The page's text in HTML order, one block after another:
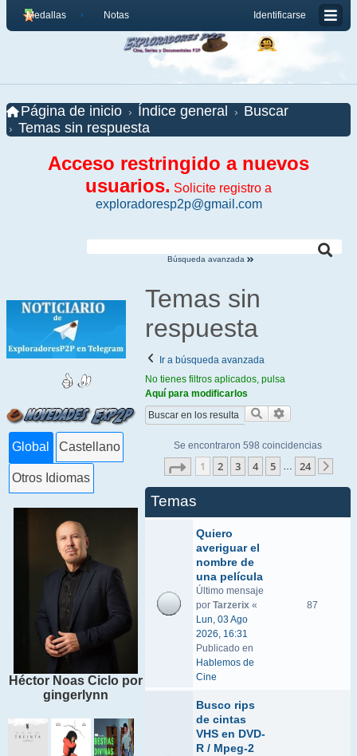
Identificarse
Medallas Notas
Página de inicio Índice general
Buscar
Temas sin respuesta
Acceso restringido a nuevos
usuarios. Solicite registro a
exploradoresp2p@gmail.com
Búsqueda avanzada
Global Castellano
Otros Idiomas
Héctor Noas Ciclo por
gingerlynn
Temas sin
respuesta
Ir a búsqueda avanzada
No tienes filtros aplicados, pulsa
Aquí para modificarlos
Buscar
Se encontraron 598 coincidencias
Página de 24
1 2 3 4 5 … 24
Temas
Quiero
averiguar el
nombre de
una película
Último mensaje
por Tarzerix «
Lun, 03 Ago
2026, 16:31
Publicado en
Hablemos de
Cine
87
Busco rips
de cintas
VHS en DVD-
R / Mpeg-2